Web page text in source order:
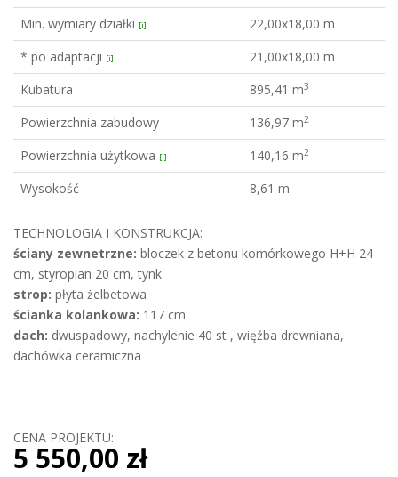
Min. wymiary działki [i]
22,00x18,00 m
* po adaptacji [i]
21,00x18,00 m
Kubatura
895,41 m3
Powierzchnia zabudowy 136,97 m2
Powierzchnia użytkowa [i] 140,16 m2
Wysokość 8,61 m
TECHNOLOGIA I KONSTRUKCJA:
ściany zewnetrzne: bloczek z betonu komórkowego H+H 24
cm, styropian 20 cm, tynk
strop: płyta żelbetowa
ścianka kolankowa: 117 cm
dach: dwuspadowy, nachylenie 40 st , więźba drewniana,
dachówka ceramiczna
CENA PROJEKTU:
5 550,00 zł